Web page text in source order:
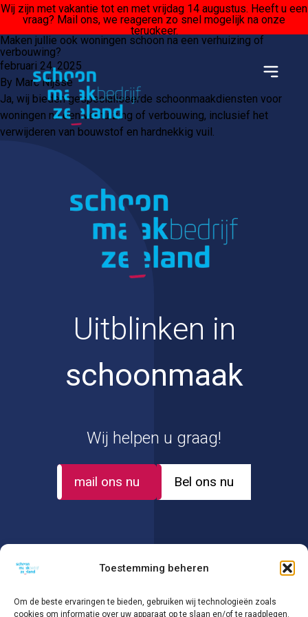
Toestemming beheren
Om de beste ervaringen te bieden, gebruiken wij technologieën zoals
cookies om informatie over uw apparaat op te slaan en/of te raadplegen.
Wij zijn met vakantie tot en met vrijdag 14 augustus. Heeft u een
vraag? Mail ons, we reageren zo snel mogelijk na onze
terugkeer.
Ga naar de inhoud
Maken jullie ook woningen schoon na een verhuizing of
verbouwing?
februari 24, 2025
By Marc Nijsse
Ja, wij bieden gespecialiseerde schoonmaakdiensten voor
woningen na een verhuizing of verbouwing, inclusief het
verwijderen van bouwstof en hardnekkig vuil.
Uitblinken in
schoonmaak
Wij helpen u graag!
mail ons nu Bel ons nu
Over ons
Glazenwassen